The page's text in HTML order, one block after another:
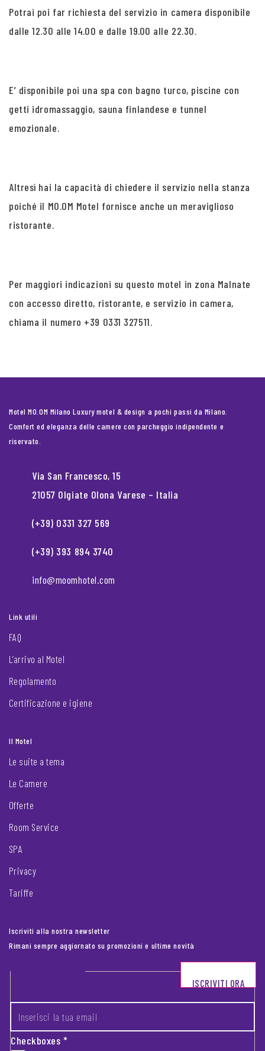
Potrai poi far richiesta del servizio in camera disponibile
dalle 12.30 alle 14.00 e dalle 19.00 alle 22.30.
E’ disponibile poi una spa con bagno turco, piscine con
getti idromassaggio, sauna finlandese e tunnel
emozionale.
Altresì hai la capacità di chiedere il servizio nella stanza
poiché il MO.OM Motel fornisce anche un meraviglioso
ristorante.
Per maggiori indicazioni su questo motel in zona Malnate
con accesso diretto, ristorante, e servizio in camera,
chiama il numero +39 0331 327511.
Motel MO.OM Milano Luxury motel & design a pochi passi da Milano.
Comfort ed eleganza delle camere con parcheggio indipendente e
riservato.
Via San Francesco, 15
21057 Olgiate Olona Varese – Italia
(+39) 0331 327 569
(+39) 393 894 3740
info@moomhotel.com
Link utili
FAQ
L’arrivo al Motel
Regolamento
Certificazione e igiene
Il Motel
Le suite a tema
Le Camere
Offerte
Room Service
SPA
Privacy
Tariffe
Iscriviti alla nostra newsletter
Rimani sempre aggiornato su promozioni e ultime novità
Footer newsletter
Checkboxes*
ISCRIVITI ORA